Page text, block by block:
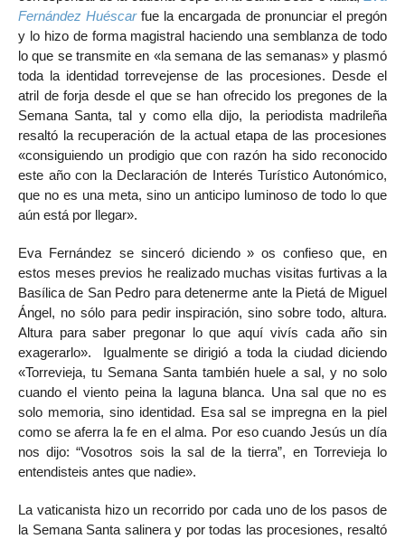
Fernández Huéscarfue la encargada de pronunciar el pregón
y lo hizo de forma magistral haciendo una semblanza de todo
lo que se transmite en «la semana de las semanas» y plasmó
toda la identidad torrevejense de las procesiones. Desde el
atril de forja desde el que se han ofrecido los pregones de la
Semana Santa, tal y como ella dijo, la periodista madrileña
resaltó la recuperación de la actual etapa de las procesiones
«consiguiendo un prodigio que con razón ha sido reconocido
este año con la Declaración de Interés Turístico Autonómico,
que no es una meta, sino un anticipo luminoso de todo lo que
aún está por llegar».
Eva Fernández se sinceró diciendo » os confieso que, en
estos meses previos he realizado muchas visitas furtivas a la
Basílica de San Pedro para detenerme ante la Pietá de Miguel
Ángel, no sólo para pedir inspiración, sino sobre todo, altura.
Altura para saber pregonar lo que aquí vivís cada año sin
exagerarlo». Igualmente se dirigió a toda la ciudad diciendo
«Torrevieja, tu Semana Santa también huele a sal, y no solo
cuando el viento peina la laguna blanca. Una sal que no es
solo memoria, sino identidad. Esa sal se impregna en la piel
como se aferra la fe en el alma. Por eso cuando Jesús un día
nos dijo: “Vosotros sois la sal de la tierra”, en Torrevieja lo
entendisteis antes que nadie».
La vaticanista hizo un recorrido por cada uno de los pasos de
la Semana Santa salinera y por todas las procesiones, resaltó